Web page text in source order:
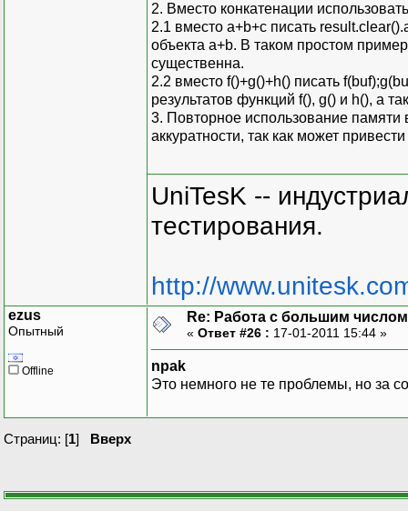
2. Вместо конкатенации
2.1 вместо a+b+c писать
объекта a+b. В таком простом
существенна.
2.2 вместо f()+g()+h() писать
результатов функций f(), g() и h(), а
3. Повторное использование памяти
аккуратности, так как может
UniTesK --
тестирования.
http://
ezus
Опытный
Offline
Re: Работа с большим
« Ответ #26 : 17-01-2011 15:44 »
npak
Это немного не те проблемы, но за
Страниц: [1] Вверх